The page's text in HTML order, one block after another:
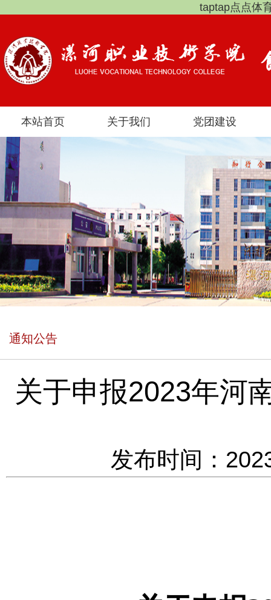
taptap点点体
本站首页 关于我们 党团建设
通知公告
关于申报2023年河
发布时间：